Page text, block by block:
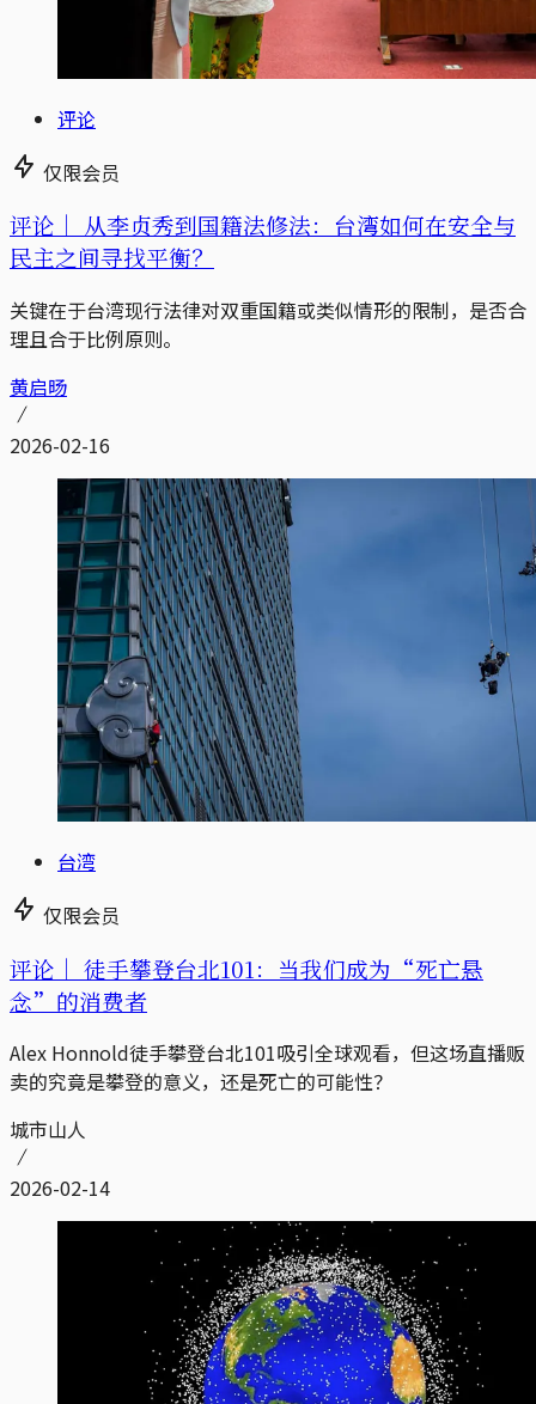
评论
仅限会员
评论｜ 从李贞秀到国籍法修法：台湾如何在安全与
民主之间寻找平衡？
关键在于台湾现行法律对双重国籍或类似情形的限制，是否合
理且合于比例原则。
黄启旸
2026-02-16
台湾
仅限会员
评论｜ 徒手攀登台北101：当我们成为“死亡悬
念”的消费者
Alex Honnold徒手攀登台北101吸引全球观看，但这场直播贩
卖的究竟是攀登的意义，还是死亡的可能性？
城市山人
2026-02-14